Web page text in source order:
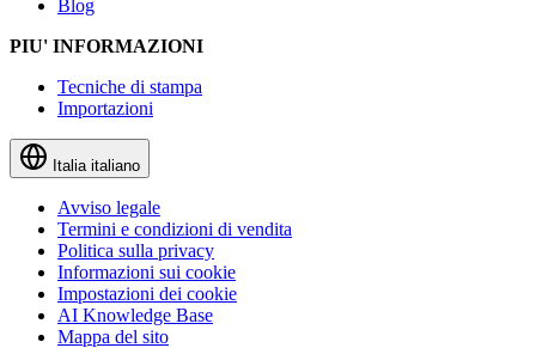
Blog
PIU' INFORMAZIONI
Tecniche di stampa
Importazioni
Italia italiano
Avviso legale
Termini e condizioni di vendita
Politica sulla privacy
Informazioni sui cookie
Impostazioni dei cookie
AI Knowledge Base
Mappa del sito